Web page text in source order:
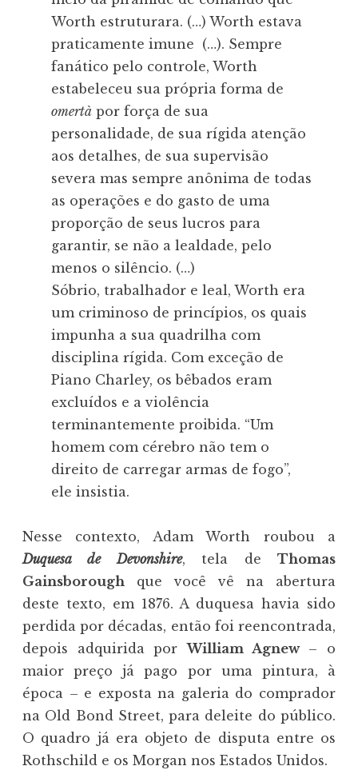
Worth estruturara. (…) Worth estava
praticamente imune (…). Sempre
fanático pelo controle, Worth
estabeleceu sua própria forma de
omertà por força de sua
personalidade, de sua rígida atenção
aos detalhes, de sua supervisão
severa mas sempre anônima de todas
as operações e do gasto de uma
proporção de seus lucros para
garantir, se não a lealdade, pelo
menos o silêncio. (…)
Sóbrio, trabalhador e leal, Worth era
um criminoso de princípios, os quais
impunha a sua quadrilha com
disciplina rígida. Com exceção de
Piano Charley, os bêbados eram
excluídos e a violência
terminantemente proibida. “Um
homem com cérebro não tem o
direito de carregar armas de fogo”,
ele insistia.
Nesse contexto, Adam Worth roubou a
Duquesa de Devonshire, tela deThomas
Gainsborough que você vê na abertura
deste texto, em 1876. A duquesa havia sido
perdida por décadas, então foi reencontrada,
depois adquirida porWilliam Agnew– o
maior preço já pago por uma pintura, à
época – e exposta na galeria do comprador
na Old Bond Street, para deleite do público.
O quadro já era objeto de disputa entre os
Rothschild e os Morgan nos Estados Unidos.